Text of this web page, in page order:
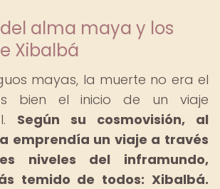
alma maya y los
Xibalbá
mayas, la muerte no era el
bien el inicio de un viaje
Según su cosmovisión, al
emprendía un viaje a través
niveles del inframundo,
temido de todos: Xibalbá.